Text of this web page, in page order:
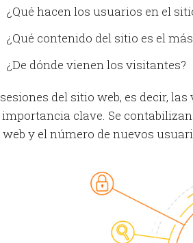
¿Qué hacen los usuarios en el
¿Qué contenido del sitio es el
¿De dónde vienen los visitantes?
del sitio web, es decir,
clave. Se
y el número de nuevos